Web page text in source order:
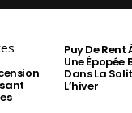
Puy De Rent
Une Épopée
Dans La
L’hiver